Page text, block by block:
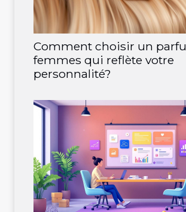
Comment choisir un
femmes qui reflète votre
personnalité?